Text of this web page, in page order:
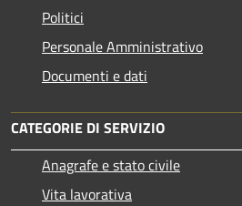
Politici
Personale Amministrativo
Documenti e dati
CATEGORIE DI SERVIZIO
Anagrafe e stato civile
Vita lavorativa